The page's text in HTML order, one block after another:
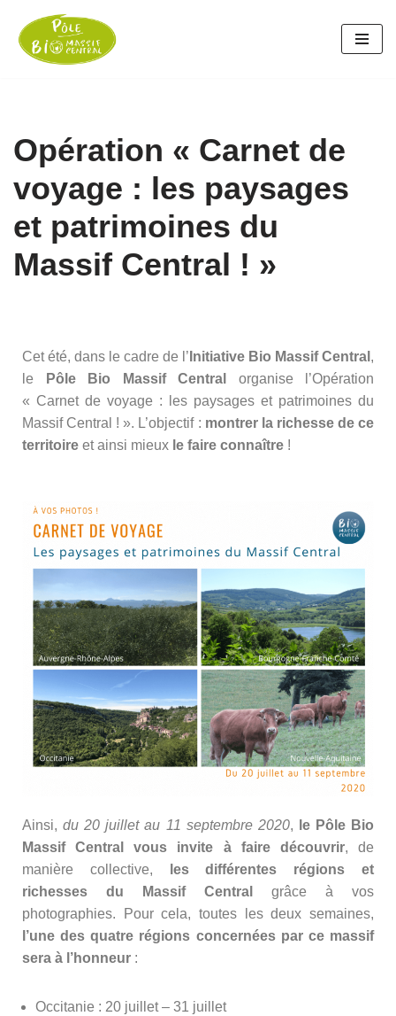
Aller
Opération « Carnet de
voyage : les paysages
et patrimoines du
Massif Central ! »
Cet été, dans le cadre de l’ Initiative Bio Massif Central ,
le
Pôle Bio Massif Central
organise l’Opération
« Carnet de voyage : les paysages et patrimoines du
Massif Central ! ». L’objectif : montrer la richesse de ce
territoire et ainsi mieux le faire connaître !
Ainsi,du 20 juillet au 11 septembre 2020,
le Pôle Bio
Massif Central vous invite à faire découvrir, de
manière collective,
les différentes régions et
richesses du Massif Central
grâce à vos
photographies. Pour cela, toutes les deux semaines,
l’une des quatre régions concernées par ce massif
sera à l’honneur :
Occitanie : 20 juillet – 31 juillet